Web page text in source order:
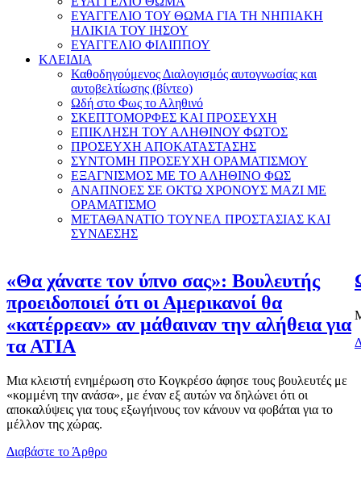
ΕΥΑΓΓΕΛΙΟ ΤΟΥ ΘΩΜΑ ΓΙΑ ΤΗ ΝΗΠΙΑΚΗ
ΗΛΙΚΙΑ ΤΟΥ ΙΗΣΟΥ
ΕΥΑΓΓΕΛΙΟ ΦΙΛΙΠΠΟΥ
ΚΛΕΙΔΙΑ
Καθοδηγούμενος Διαλογισμός αυτογνωσίας και
αυτοβελτίωσης (βίντεο)
Ωδή στο Φως το Αληθινό
ΣΚΕΠΤΟΜΟΡΦΕΣ ΚΑΙ ΠΡΟΣΕΥΧΗ
ΕΠΙΚΛΗΣΗ ΤΟΥ ΑΛΗΘΙΝΟΥ ΦΩΤΟΣ
ΠΡΟΣΕΥΧΗ ΑΠΟΚΑΤΑΣΤΑΣΗΣ
ΣΥΝΤΟΜΗ ΠΡΟΣΕΥΧΗ ΟΡΑΜΑΤΙΣΜΟΥ
ΕΞΑΓΝΙΣΜΟΣ ΜΕ ΤΟ ΑΛΗΘΙΝΟ ΦΩΣ
ΑΝΑΠΝΟΕΣ ΣΕ ΟΚΤΩ ΧΡΟΝΟΥΣ ΜΑΖΙ ΜΕ
ΟΡΑΜΑΤΙΣΜΟ
ΜΕΤΑΘΑΝΑΤΙΟ ΤΟΥΝΕΛ ΠΡΟΣΤΑΣΙΑΣ ΚΑΙ
ΣΥΝΔΕΣΗΣ
«Θα χάνατε τον ύπνο σας»: Βουλευτής
προειδοποιεί ότι οι Αμερικανοί θα
«κατέρρεαν» αν μάθαιναν την αλήθεια για
τα ΑΤΙΑ
Μια κλειστή ενημέρωση στο Κογκρέσο άφησε τους βουλευτές με
«κομμένη την ανάσα», με έναν εξ αυτών να δηλώνει ότι οι
αποκαλύψεις για τους εξωγήινους τον κάνουν να φοβάται για το
μέλλον της χώρας.
Διαβάστε το Άρθρο